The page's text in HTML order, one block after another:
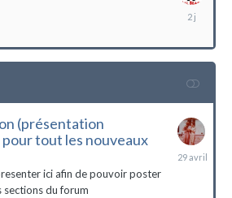
lundi
(présentation
tout les nouveaux
ici afin de pouvoir poster
sections du forum
29